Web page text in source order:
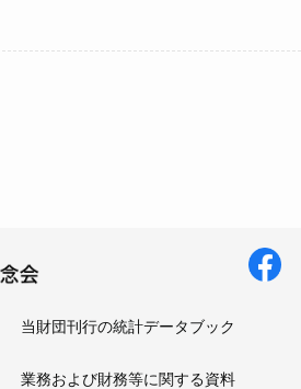
当財団刊行の統計データブック
業務および財務等に関する資料